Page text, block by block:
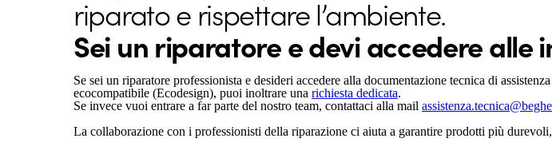
riparato e rispettare l’ambiente.
Sei un riparatore e devi accedere
Se sei un riparatore professionista e desideri accedere alla documentazione tecnica di
ecocompatibile (Ecodesign), puoi inoltrare una richiesta dedicata.
Se invece vuoi entrare a far parte del nostro team, contattaci alla mail
La collaborazione con i professionisti della riparazione ci aiuta a garantire prodotti più